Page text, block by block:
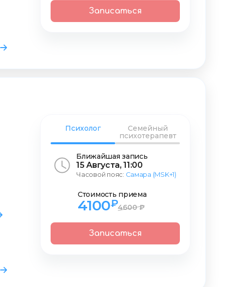
Записаться
Психолог
Семейный
психотерапевт
Ближайшая запись
15 Августа, 11:00
Часовой пояс: Самара (MSK+1)
Стоимость приема
4100₽4600 ₽
Записаться